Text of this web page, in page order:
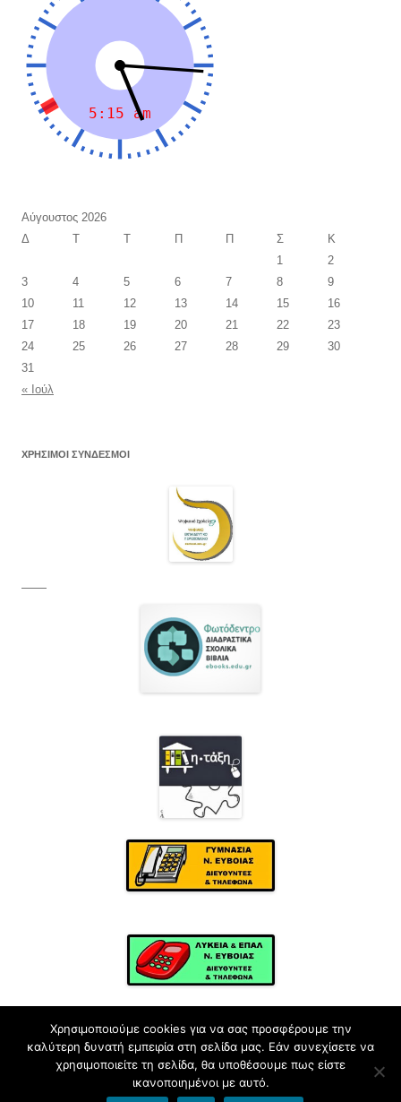
Αύγουστος 2026
Δ
Τ Τ Π Π Σ
Κ
1
2
3
4 5 6 7 8
9
10
11 12 13 14 15
16
17
18 19 20 21 22
23
24
25 26 27 28 29
30
31
« Ιούλ
ΧΡΗΣΙΜΟΙ ΣΥΝΔΕΣΜΟΙ
Φιλοξενείται στο https://blogs.sch.gr
Χρησιμοποιούμε cookies για να σας προσφέρουμε την
καλύτερη δυνατή εμπειρία στη σελίδα μας. Εάν συνεχίσετε να
χρησιμοποιείτε τη σελίδα, θα υποθέσουμε πως είστε
ικανοποιημένοι με αυτό.